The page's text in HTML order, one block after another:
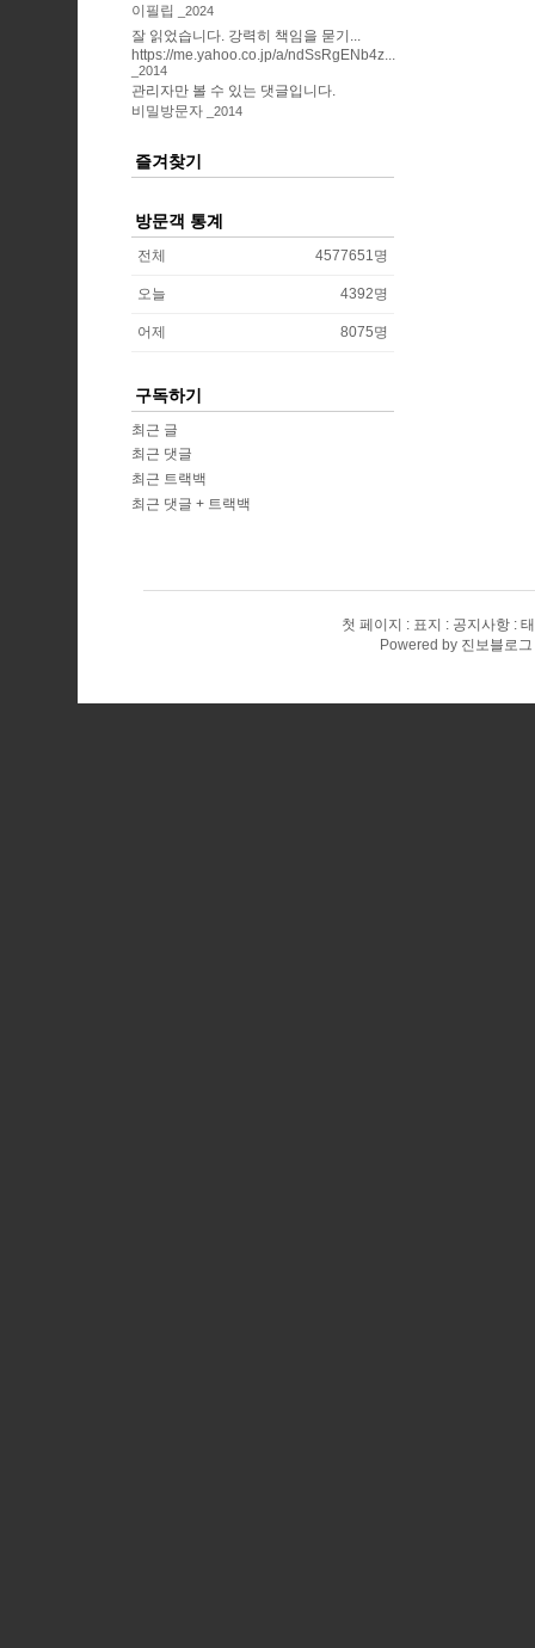
이필립
2024
잘 읽었습니다. 강력히 책임을 묻기...
https://me.yahoo.co.jp/a/ndSsRgENb4z...
2014
관리자만 볼 수 있는 댓글입니다.
비밀방문자
2014
즐겨찾기
방문객 통계
전체 4577651 명
오늘 4392명
어제 8075명
구독하기
최근 글
최근 댓글
최근 트랙백
최근 댓글 + 트랙백
첫 페이지 표지 공지사항
Powered by 진보블로그